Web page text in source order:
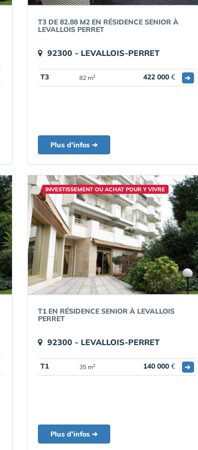
T3 DE 82.88 M2 EN RÉSIDENCE SENIOR À
LEVALLOIS PERRET
92300 - LEVALLOIS-PERRET
T3 82 m2 422 000 € ➔
Plus d'infos ➔
INVESTISSEMENT OU ACHAT POUR Y VIVRE
T1 EN RÉSIDENCE SENIOR À LEVALLOIS
PERRET
92300 - LEVALLOIS-PERRET
T1 35 m2 140 000 € ➔
Plus d'infos ➔